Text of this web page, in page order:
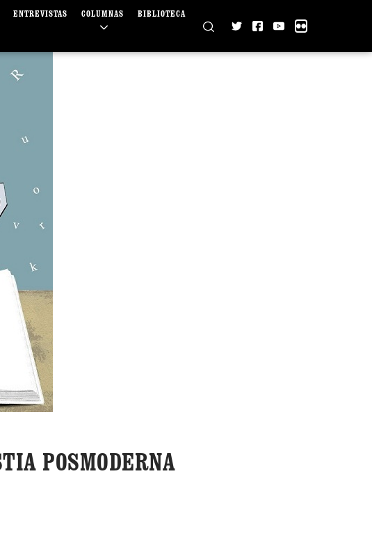
ENTREVISTAS COLUMNAS BIBLIOTECA
POSMODERNA